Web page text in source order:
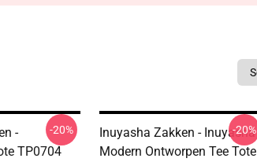
-
TP0704
-20%
Inuyasha Zakken - Inuyasha
Modern Ontworpen Tee Tote
-20%